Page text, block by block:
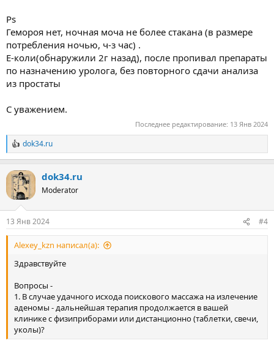
Ps
Гемороя нет, ночная моча не более стакана (в размере
потребления ночью, ч-з час) .
Е-коли(обнаружили 2г назад), после пропивал препараты
по назначению уролога, без повторного сдачи анализа
из простаты
С уважением.
Последнее редактирование: 13 Янв 2024
Р
е
к
ц
и
dok34.ru
dok34.ru
Moderator
13 Янв 2024 #4
Alexey_kzn написал(а):
Здравствуйте
Вопросы -
1. В случае удачного исхода поискового массажа на излечение
аденомы - дальнейшая терапия продолжается в вашей
клинике с физиприборами или дистанционно (таблетки, свечи,
уколы)?